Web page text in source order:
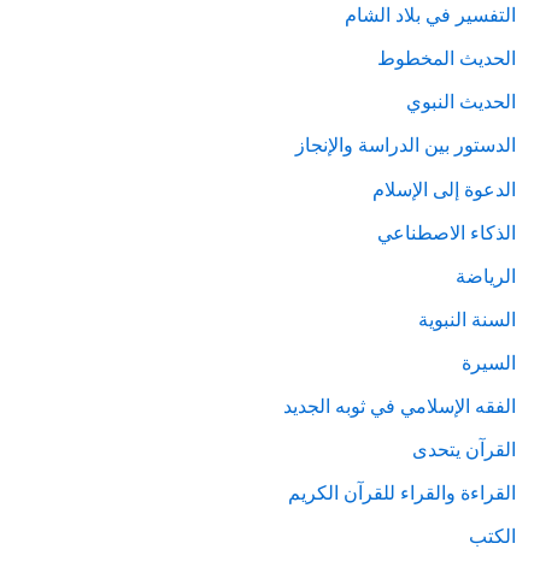
التفسير في بلاد الشام
الحديث المخطوط
الحديث النبوي
الدستور بين الدراسة والإنجاز
الدعوة إلى الإسلام
الذكاء الاصطناعي
الرياضة
السنة النبوية
السيرة
الفقه الإسلامي في ثوبه الجديد
القرآن يتحدى
القراءة والقراء للقرآن الكريم
الكتب